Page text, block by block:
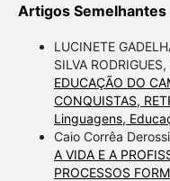
Artigos Semelhantes
LUCINETE
SILVA
EDUCAÇÃO DO
CONQUISTAS,
Linguagens,
Caio Corrêa
A VIDA E A
PROCESSOS